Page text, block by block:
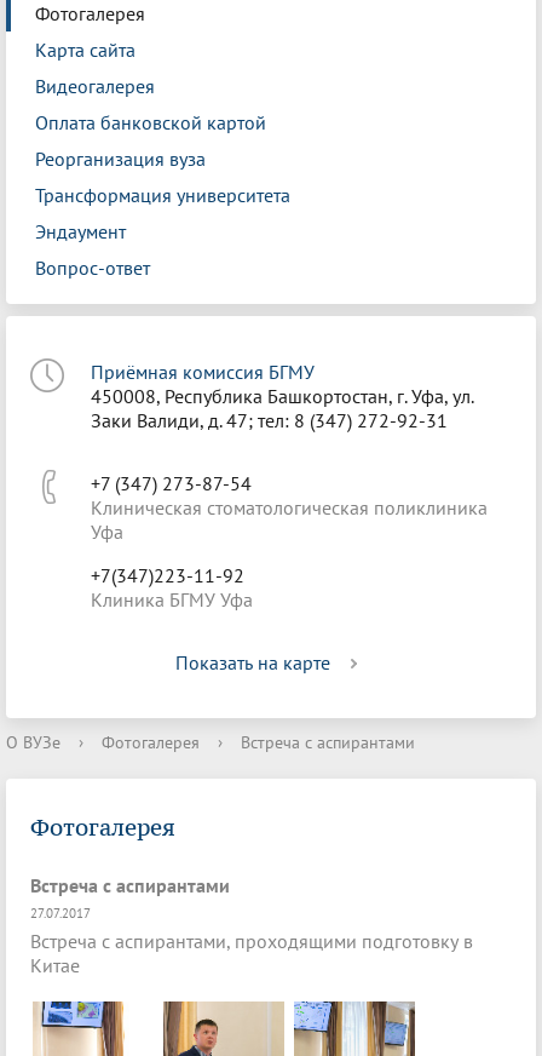
Фотогалерея
Карта сайта
Видеогалерея
Оплата банковской картой
Реорганизация вуза
Трансформация университета
Эндаумент
Вопрос-ответ
Приёмная комиссия БГМУ
450008, Республика Башкортостан, г. Уфа, ул.
Заки Валиди, д. 47; тел: 8 (347) 272-92-31
+7 (347) 273-87-54
Клиническая стоматологическая поликлиника
Уфа
+7(347)223-11-92
Клиника БГМУ Уфа
Показать на карте
О ВУЗе › Фотогалерея › Встреча с аспирантами
Фотогалерея
Встреча с аспирантами
27.07.2017
Встреча с аспирантами, проходящими подготовку в
Китае